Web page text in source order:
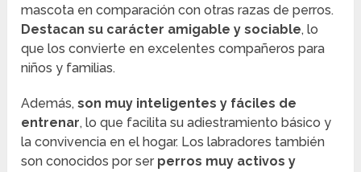
mascota en comparación con otras razas de perros.
Destacan su carácter amigable y sociable, lo
que los convierte en excelentes compañeros para
niños y familias.
Además,son muy inteligentes y fáciles de
entrenar, lo que facilita su adiestramiento básico y
la convivencia en el hogar. Los labradores también
son conocidos por ser perros muy activos y